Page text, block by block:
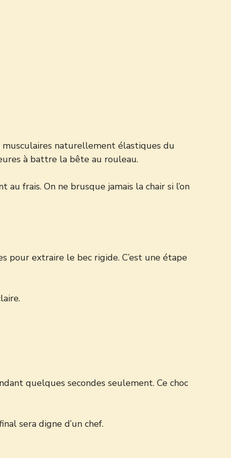
musculaires naturellement élastiques du
à battre la bête au rouleau.
frais. On ne brusque jamais la chair si l’on
extraire le bec rigide. C’est une étape
quelques secondes seulement. Ce choc
sera digne d’un chef.